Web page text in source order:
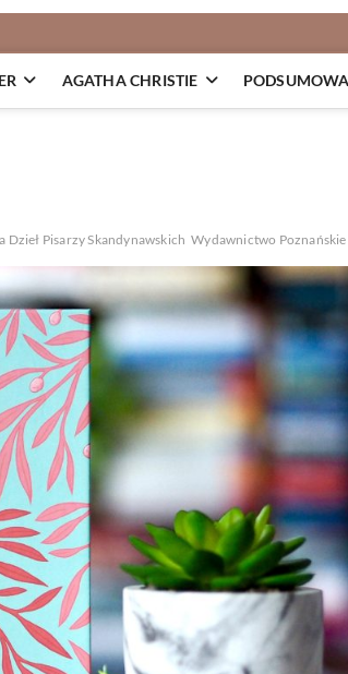
AGATHA CHRISTIE
Dzieł Pisarzy Skandynawskich Wydawnictwo Poznańskie